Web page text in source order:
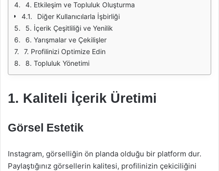
4. Etkileşim ve Topluluk Oluşturma
Diğer Kullanıcılarla İşbirliği
5. İçerik Çeşitliliği ve Yenilik
6. Yarışmalar ve Çekilişler
7. Profilinizi Optimize Edin
8. Topluluk Yönetimi
1. Kaliteli İçerik Üretimi
Görsel Estetik
Instagram, görselliğin ön planda olduğu bir platform dur.
Paylaştığınız görsellerin kalitesi, profilinizin çekiciliğini